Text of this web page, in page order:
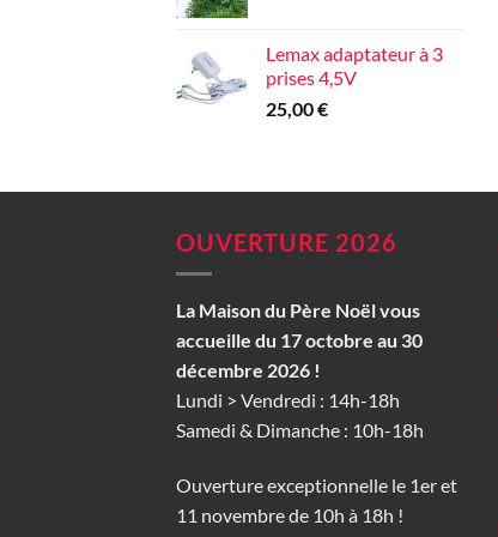
Lemax adaptateur à 3
prises 4,5V
25,00€
OUVERTURE 2026
La Maison du Père Noël vous
accueille du 17 octobre au 30
décembre 2026 !
Lundi > Vendredi : 14h-18h
Samedi & Dimanche : 10h-18h
Ouverture exceptionnelle le 1er et
11 novembre de 10h à 18h !